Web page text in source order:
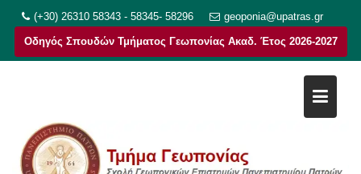
στο
περιεχόμενο
(+30) 26310 58343 - 58345- 58296 geoponia@upatras.gr
Οδηγός Σπουδών Τμήματος Γεωπονίας Ακαδ. Έτος 2026-2027